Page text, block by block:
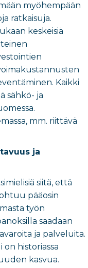
myöhempään
ratkaisuja.
keskeisiä
Kaikki
sähkö- ja
mm. riittävä
ja
siitä, että
pääosin
työn
saadaan
ja palveluita.
historiassa
kasvua.